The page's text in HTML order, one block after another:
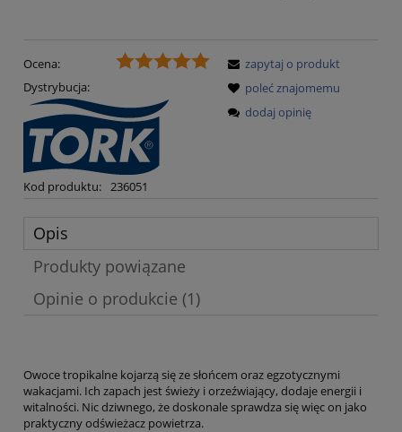
Ocena:
Dystrybucja:
Kod produktu: 236051
zapytaj o produkt
poleć znajomemu
dodaj opinię
Opis
Produkty powiązane
Opinie o produkcie (1)
Owoce tropikalne kojarzą się ze słońcem oraz egzotycznymi
wakacjami. Ich zapach jest świeży i orzeźwiający, dodaje energii i
witalności. Nic dziwnego, że doskonale sprawdza się więc on jako
praktyczny odświeżacz powietrza.